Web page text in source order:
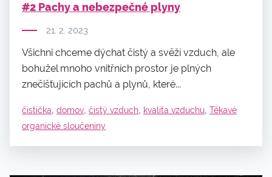
#2 Pachy a nebezpečné plyny
21. 2. 2023
Všichni chceme dýchat čistý a svěží vzduch, ale
bohužel mnoho vnitřních prostor je plných
znečišťujících pachů a plynů, které...
čistička, domov, čistý vzduch, kvalita vzduchu, Těkavé
organické sloučeniny